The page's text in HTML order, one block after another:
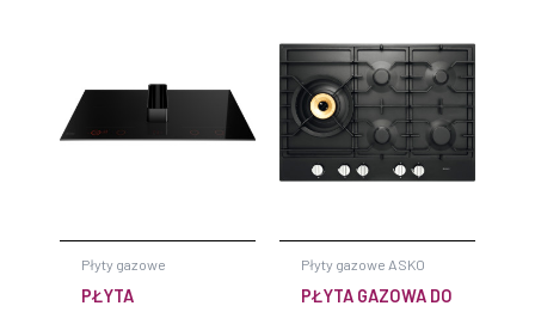
Płyty gazowe
PŁYTA
Płyty gazowe ASKO
PŁYTA GAZOWA DO